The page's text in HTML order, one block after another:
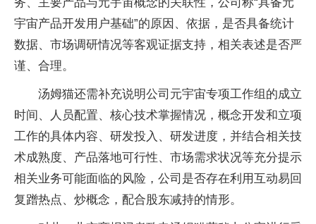
宇宙产品开发用户基础”的原因、依据，是否具备统计
数据、市场调研情况等客观证据支持，相关表述是否严
谨、合理。
汤姆猫还需补充说明公司元宇宙专项工作组的成立
时间、人员配置、核心技术掌握情况，概念开发和立项
工作的具体内容、研发投入、研发进度，并结合相关技
术成熟度、产品落地可行性、市场需求状况等充分提示
相关业务可能面临的风险，公司是否存在利用互动易回
复蹭热点、炒概念，配合股东减持的情形。